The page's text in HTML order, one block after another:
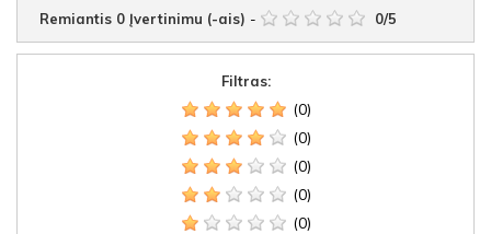
Remiantis 0 Įvertinimu (-ais) - 0/5
Filtras:
(0)
(0)
(0)
(0)
(0)